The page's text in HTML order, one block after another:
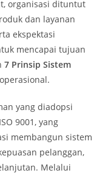
organisasi dituntut
dan layanan
ekspektasi
mencapai tujuan
7 Prinsip Sistem
yang diadopsi
9001, yang
membangun sistem
pelanggan,
Melalui